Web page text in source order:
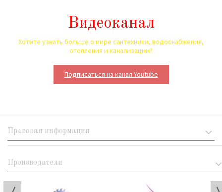
Видеоканал
Хотите узнать больше о мире сантехники, водоснабжения,
отопления и канализации?
Подписаться на канал Youtube
Правовая информация
Производители